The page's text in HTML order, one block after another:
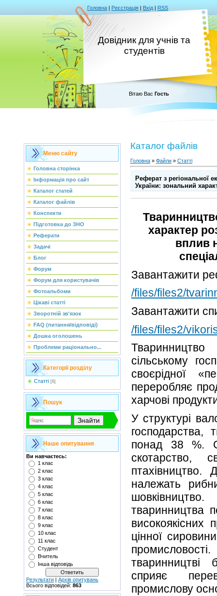
Головна | Реєстрація | Вхід | RSS
Довідник для учнів та
студентів
Вітаю Вас Гость
Меню сайту
Головна сторінка
Інформація про сайт
Каталог статей
Каталог файлів
Конспекти
Підготовка до ЗНО
Реферати
Задачі
Блог
Форум
Форум для користувачів
Фотоальбоми
Цікаві статті
Зворотній зв'язок
FAQ (питання/відповіді)
Дошка оголошень
Проблеми раціонально...
Категорії розділу
Статті [6]
Пошук
Наше опитування
Ви навчаєтесь:
1 клас
2 клас
3 клас
4 клас
5 клас
6 клас
7 клас
8 клас
9 клас
10 клас
11 клас
Студент
Вчитель
Інша відповідь
Результати | Архів опитувань
Всього відповідей: 863
Каталог файлів
Головна » Файли » Статті
Реферат з регіональної
України: зональний
характер
вплив
Завантажити
/files/files2/
Завантажити
/files/files2/
сільському
своєрідної
переробляє
харчові
У структурі
господарства,
понад 38 %.
скотарство,
птахівництво.
належать
тваринництва
високоякісних
цінної
тваринництві
сприяє
промислову